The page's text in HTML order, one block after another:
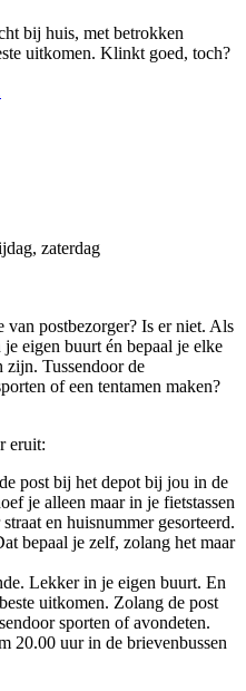
bij huis, met betrokken
uitkomen. Klinkt goed, toch?
zaterdag
van postbezorger? Is er niet. Als
eigen buurt én bepaal je elke
Tussendoor de
of een tentamen maken?
eruit:
post bij het depot bij jou in de
je alleen maar in je fietstassen
en huisnummer gesorteerd.
bepaal je zelf, zolang het maar
Lekker in je eigen buurt. En
uitkomen. Zolang de post
sporten of avondeten.
20.00 uur in de brievenbussen